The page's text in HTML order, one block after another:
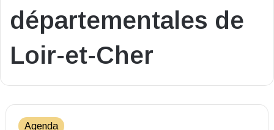
départementales de
Loir-et-Cher
Agenda